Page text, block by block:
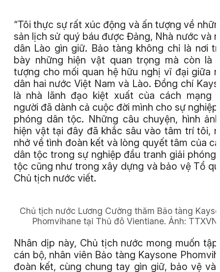
“Tôi thực sự rất xúc động và ấn tượng về
sản lịch sử quý báu được Đảng, Nhà nước và
dân Lào gìn giữ. Bảo tàng không chỉ là nơi
bày những hiện vật quan trọng mà còn là
tượng cho mối quan hệ hữu nghị vĩ đại giữa
dân hai nước Việt Nam và Lào. Đồng chí
là nhà lãnh đạo kiệt xuất của cách mạng
người đã dành cả cuộc đời mình cho sự nghiệp
phóng dân tộc. Những câu chuyện, hình
hiện vật tại đây đã khắc sâu vào tâm trí tôi,
nhở về tình đoàn kết và lòng quyết tâm của
dân tộc trong sự nghiệp đầu tranh giải phóng
tộc cũng như trong xây dựng và bảo vệ Tổ
Chủ tịch nước viết.
Chủ tịch nước Lương Cường thăm Bảo tàng
Phomvihane tại Thủ đô Vientiane. Ảnh: TTXVN
Nhân dịp này, Chủ tịch nước mong muốn
cán bộ, nhân viên Bảo tàng Kaysone
đoàn kết, cùng chung tay gìn giữ, bảo vệ và